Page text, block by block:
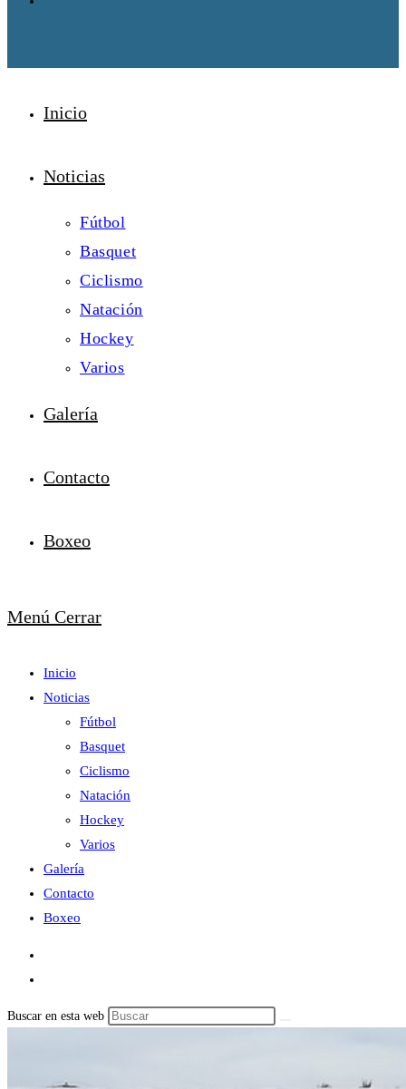
Inicio
Noticias
Fútbol
Basquet
Ciclismo
Natación
Hockey
Varios
Galería
Contacto
Boxeo
Menú Cerrar
Inicio
Noticias
Fútbol
Basquet
Ciclismo
Natación
Hockey
Varios
Galería
Contacto
Boxeo
Buscar en esta web